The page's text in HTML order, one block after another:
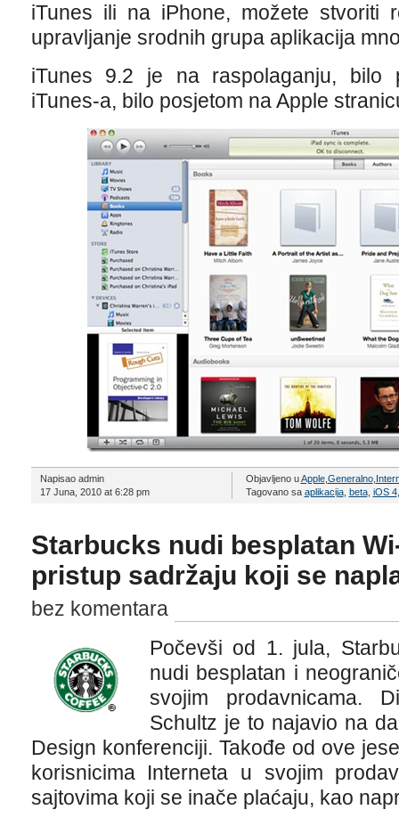
iTunes ili na iPhone, možete stvoriti
upravljanje srodnih grupa aplikacija
iTunes 9.2 je na raspolaganju, bilo
iTunes-a, bilo posjetom na Apple
Napisao admin
17 Juna, 2010 at 6:28 pm
Objavljeno uApple, Generalno,
Tagovano sa aplikacija, beta, iOS 4
Starbucks nudi besplatan
pristup sadržaju koji se
bez komentara
Počevši od 1. jula,
nudi besplatan i
svojim prodavnicama.
Schultz je to najavio na
Design konferenciji. Takođe od ove
korisnicima Interneta u svojim
sajtovima koji se inače plaćaju, kao